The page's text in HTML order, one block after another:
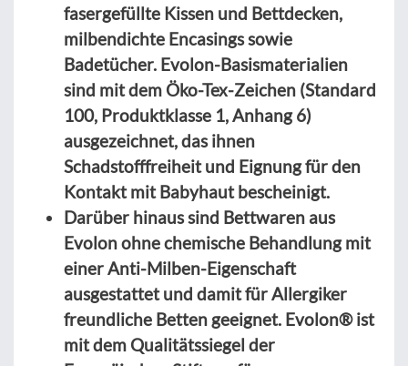
fasergefüllte Kissen und Bettdecken,
milbendichte Encasings sowie
Badetücher. Evolon-Basismaterialien
sind mit dem Öko-Tex-Zeichen (Standard
100, Produktklasse 1, Anhang 6)
ausgezeichnet, das ihnen
Schadstofffreiheit und Eignung für den
Kontakt mit Babyhaut bescheinigt.
Darüber hinaus sind Bettwaren aus
Evolon ohne chemische Behandlung mit
einer Anti-Milben-Eigenschaft
ausgestattet und damit für Allergiker
freundliche Betten geeignet. Evolon® ist
mit dem Qualitätssiegel der